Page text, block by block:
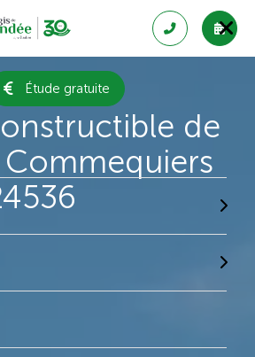
Étude gratuite
résultats
de